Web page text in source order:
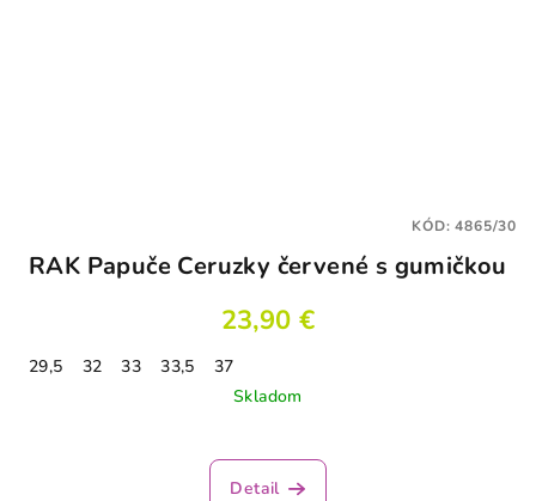
RAK Papuče Ceruzky červené s gumičkou
23,90 €
29,5 32 33 33,5
37
Skladom
Detail
KÓD:4865/30